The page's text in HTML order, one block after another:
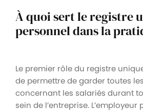
À quoi sert le registre
personnel dans la
Le premier rôle du registre
de permettre de garder toutes
concernant les salariés durant
sein de l’entreprise.